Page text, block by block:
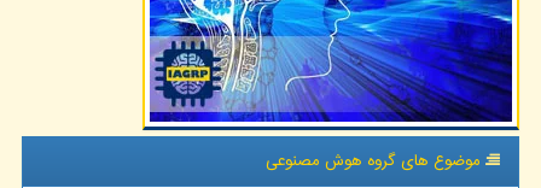
موضوع های گروه هوش مصنوعی